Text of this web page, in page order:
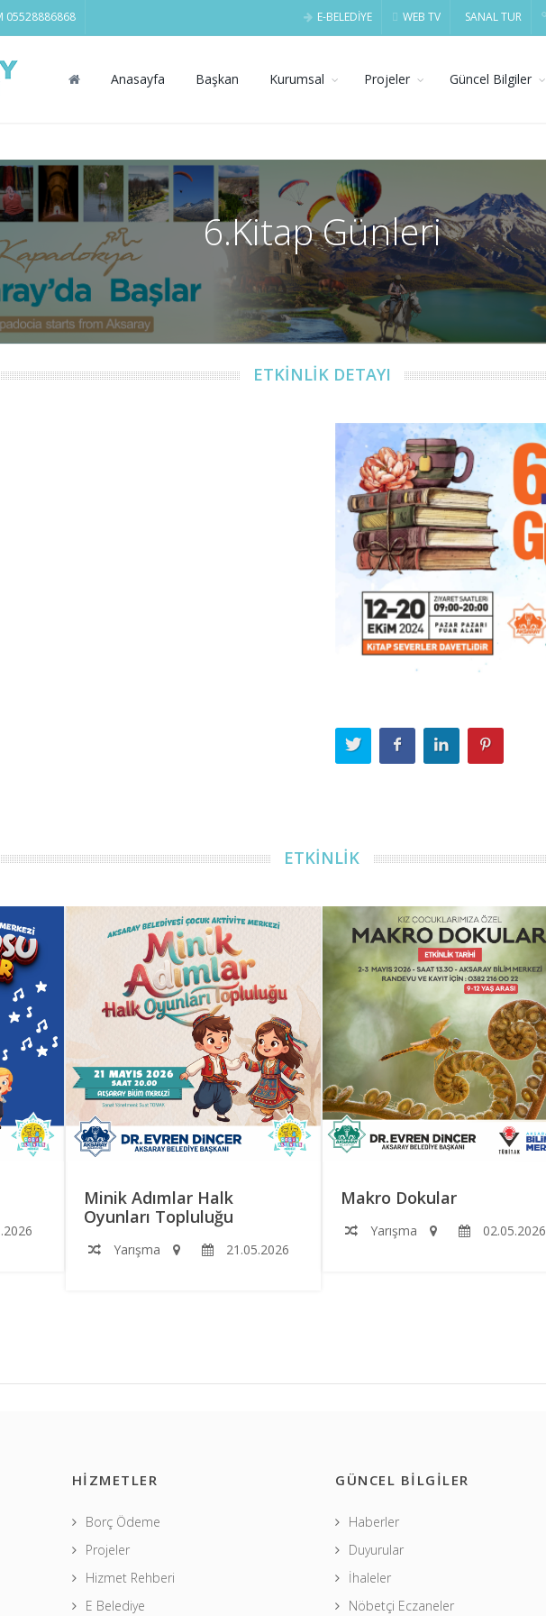
E-BELEDİYE WEB TV SANAL TUR
05528886868
Anasayfa Başkan Kurumsal Projeler Güncel Bilgiler
6.Kitap Günleri
ETKİNLİK DETAYI
ETKİNLİK
Minik Adımlar Halk
Oyunları Topluluğu
Yarışma 21.05.2026
Makro Dokular
Yarışma 02.05.2026
HİZMETLER
Borç Ödeme
Projeler
Hizmet Rehberi
E Belediye
GÜNCEL BİLGİLER
Haberler
Duyurular
İhaleler
Nöbetçi Eczaneler